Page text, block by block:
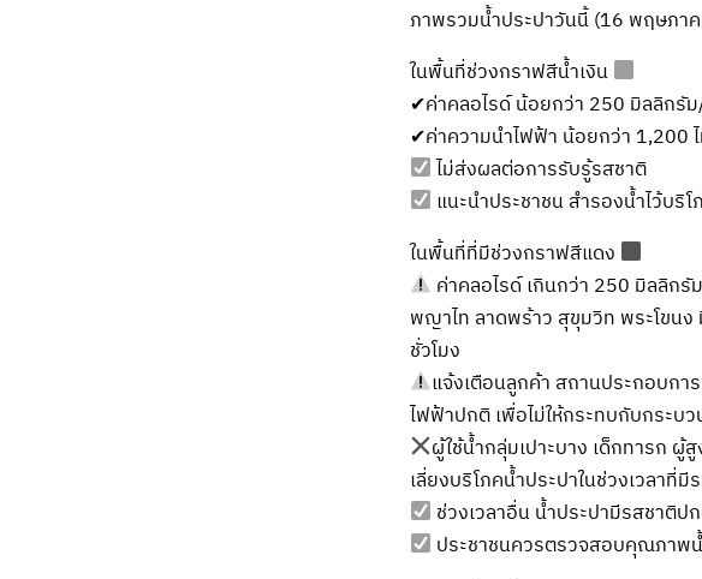
ภาพรวมน้ำประปาวันนี้ (16 พฤษภา
ในพื้นที่ช่วงกราฟสีน้ำเงิน
✔ค่าคลอไรด์ น้อยกว่า 250 มิลลิกรั
✔ค่าความนำไฟฟ้า น้อยกว่า 1,200
ไม่ส่งผลต่อการรับรู้รสชาติ
แนะนำประชาชน สำรองน้ำไว้บริโ
ในพื้นที่ที่มีช่วงกราฟสีแดง
ค่าคลอไรด์ เกินกว่า 250 มิลลิก
พญาไท ลาดพร้าว สุขุมวิท พระโขน
ชั่วโมง
แจ้งเตือนลูกค้า สถานประกอบกา
ไฟฟ้าปกติ เพื่อไม่ให้กระทบกับกระ
ผู้ใช้น้ำกลุ่มเปาะบาง เด็กทารก ผู้
เลี่ยงบริโภคน้ำประปาในช่วงเวลา
ช่วงเวลาอื่น น้ำประปามีรสชาติป
ประชาชนควรตรวจสอบคุณภาพ